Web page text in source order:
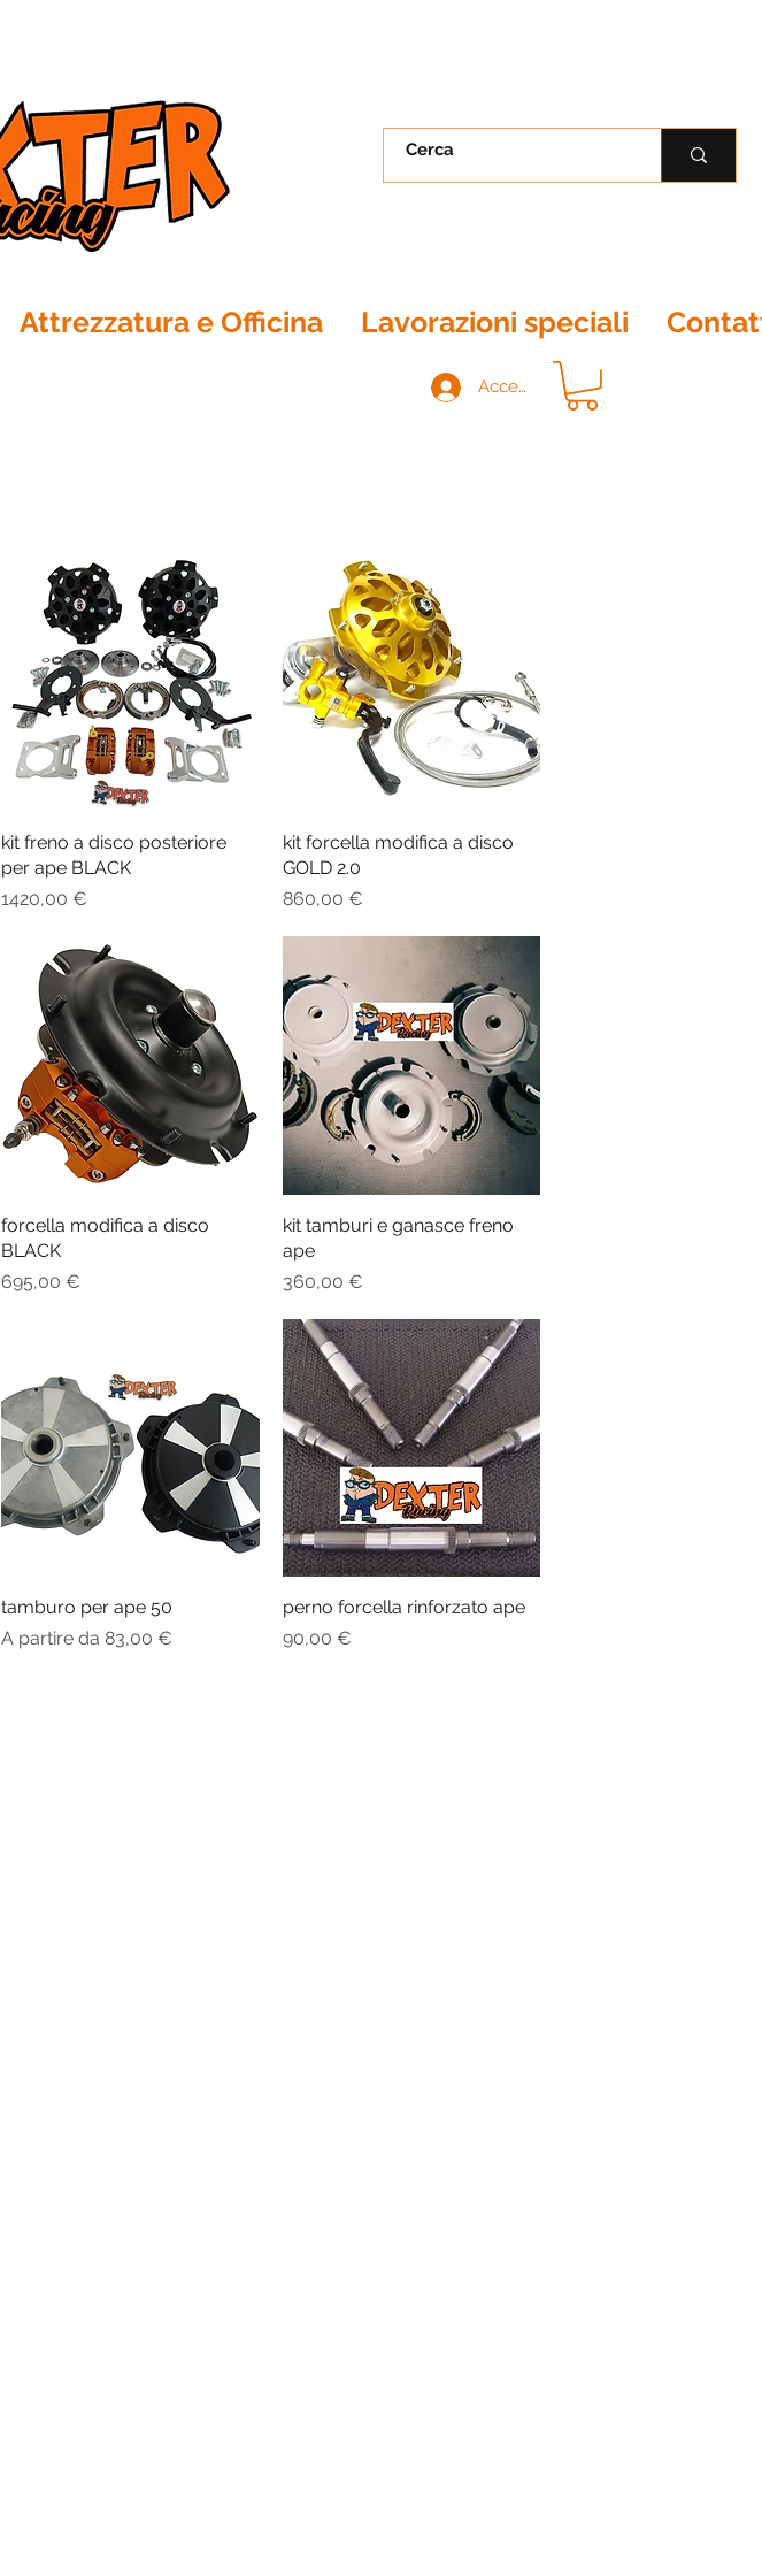
Attrezzatura e Officina Lavorazioni speciali
Accedi
Vista rapida
kit freno a disco posteriore
per ape BLACK
Prezzo
1420,00 €
Vista rapida
kit forcella modifica a disco
GOLD 2.0
Prezzo
860,00 €
Vista rapida
forcella modifica a disco
BLACK
Prezzo
695,00 €
Vista rapida
kit tamburi e ganasce freno
ape
Prezzo
360,00 €
Vista rapida
tamburo per ape 50
A partire da 83,00 €
Prezzo scontato
Vista rapida
perno forcella rinforzato ape
Prezzo
90,00 €